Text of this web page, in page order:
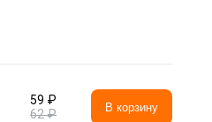
59 ₽
62 ₽
В корзину